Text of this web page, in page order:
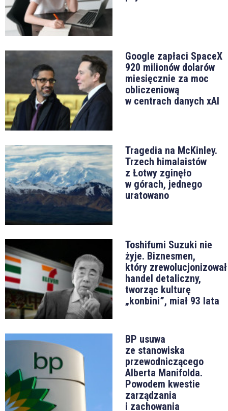
Google zapłaci SpaceX
920 milionów dolarów
miesięcznie za moc
obliczeniową
w centrach danych xAI
Tragedia na McKinley.
Trzech himalaistów
z Łotwy zginęło
w górach, jednego
uratowano
Toshifumi Suzuki nie
żyje. Biznesmen,
który zrewolucjonizował
handel detaliczny,
tworząc kulturę
„konbini”, miał 93 lata
BP usuwa
ze stanowiska
przewodniczącego
Alberta Manifolda.
Powodem kwestie
zarządzania
i zachowania